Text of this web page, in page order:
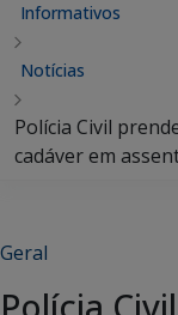
Informativos
Notícias
Polícia Civil
cadáver em
Geral